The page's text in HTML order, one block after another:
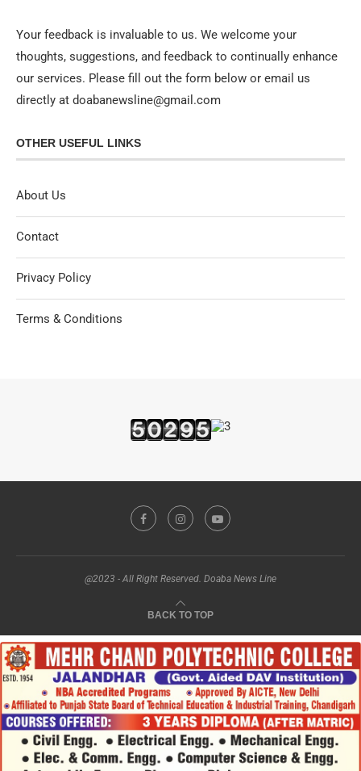
Your feedback is invaluable to us. We welcome your
thoughts, suggestions, and feedback to continually enhance
our services. Please fill out the form below or email us
directly at doabanewsline@gmail.com
OTHER USEFUL LINKS
About Us
Contact
Privacy Policy
Terms & Conditions
@2023 - All Right Reserved. Doaba News Line
BACK TO TOP